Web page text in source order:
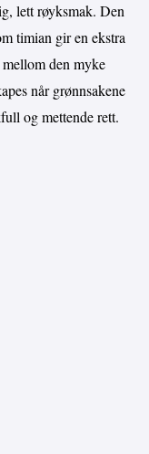
lett røyksmak. Den
timian gir en ekstra
den myke
når grønnsakene
og mettende rett.